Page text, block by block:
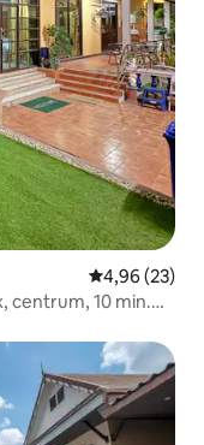
Gemiddelde
4,96 (23)
centrum, 10 min.